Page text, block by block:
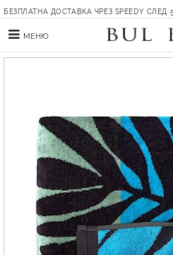
БЕЗПЛАТНА ДОСТАВКА ЧРЕЗ SPEEDY СЛЕД
МЕНЮ